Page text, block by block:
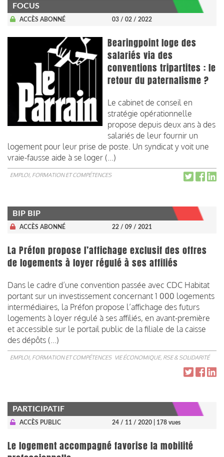
FOCUS
ACCÈS ABONNÉ 03 / 02 / 2022
Bearingpoint loge des
salariés via des
conventions tripartites : le
retour du paternalisme ?
Le cabinet de conseil en
stratégie opérationnelle
propose depuis deux ans à des
salariés de leur fournir un
logement pour leur prise de poste. Un syndicat y voit une
vraie-fausse aide à se loger (...)
EMPLOI, FORMATION ET COMPÉTENCES
BIP BIP
ACCÈS ABONNÉ 22 / 09 / 2021
La Préfon propose l’affichage exclusif des offres
de logements à loyer régulé à ses affiliés
Dans le cadre d’une convention passée avec CDC Habitat
portant sur un investissement concernant 1 000 logements
intermédiaires, la Préfon propose l’affichage des futurs
logements à loyer régulé à ses affiliés, en avant-première
et accessible sur le portail public de la filiale de la caisse
des dépôts (...)
EMPLOI, FORMATION ET COMPÉTENCES VIE ÉCONOMIQUE, RSE & SOLIDARITÉ
PARTICIPATIF
ACCÈS PUBLIC 24 / 11 / 2020 | 178 vues
Le logement accompagné favorise la mobilité